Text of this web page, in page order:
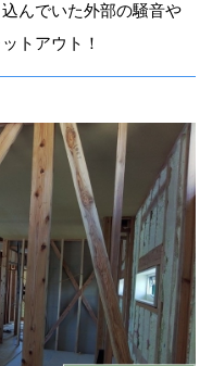
んでいた外部の騒音や
トアウト！